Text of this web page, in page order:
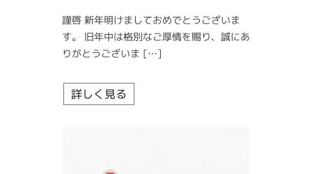
謹啓 新年明けましておめでとうございま
す。 旧年中は格別なご厚情を賜り、誠にあ
りがとうございま […]
詳しく見る